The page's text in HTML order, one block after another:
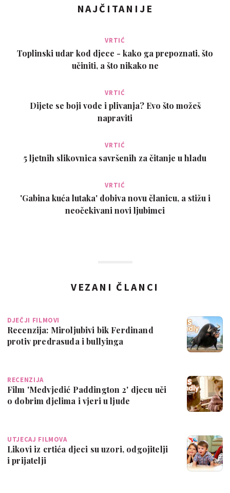
NAJČITANIJE
VRTIĆ
Toplinski udar kod djece - kako ga prepoznati, što
učiniti, a što nikako ne
VRTIĆ
Dijete se boji vode i plivanja? Evo što možeš
napraviti
VRTIĆ
5 ljetnih slikovnica savršenih za čitanje u hladu
VRTIĆ
'Gabina kuća lutaka' dobiva novu članicu, a stižu i
neočekivani novi ljubimci
VEZANI ČLANCI
DJEČJI FILMOVI
Recenzija: Miroljubivi bik Ferdinand
protiv predrasuda i bullyinga
RECENZIJA
Film 'Medvjedić Paddington 2' djecu uči
o dobrim djelima i vjeri u ljude
UTJECAJ FILMOVA
Likovi iz crtića djeci su uzori, odgojitelji
i prijatelji